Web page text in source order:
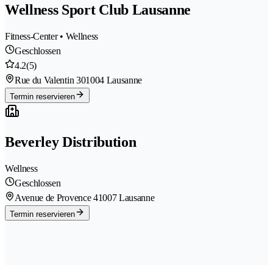
Wellness Sport Club Lausanne
Fitness-Center • Wellness
Geschlossen
4.2(5)
Rue du Valentin 301004 Lausanne
Termin reservieren
Beverley Distribution
Wellness
Geschlossen
Avenue de Provence 41007 Lausanne
Termin reservieren